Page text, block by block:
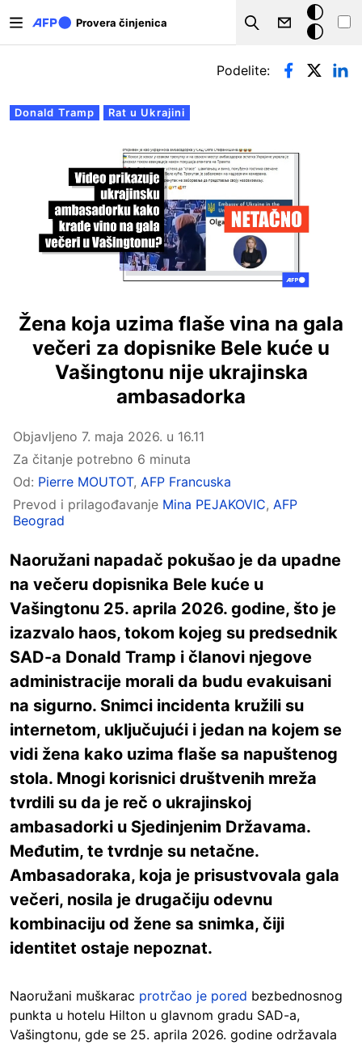
Provera činjenica
Search
Tamna
pozadina
Примарни табови
Donald Tramp Rat u Ukrajini
Podelite:
Žena koja uzima flaše vina na gala
večeri za dopisnike Bele kuće u
Vašingtonu nije ukrajinska
ambasadorka
Objavljeno 7. maja 2026. u 16.11
Za čitanje potrebno 6 minuta
Od: Pierre MOUTOT, AFP Francuska
Prevod i prilagođavanje Mina PEJAKOVIC, AFP
Beograd
Naoružani napadač pokušao je da upadne
na večeru dopisnika Bele kuće u
Vašingtonu 25. aprila 2026. godine, što je
izazvalo haos, tokom kojeg su predsednik
SAD-a Donald Tramp i članovi njegove
administracije morali da budu evakuisani
na sigurno. Snimci incidenta kružili su
internetom, uključujući i jedan na kojem se
vidi žena kako uzima flaše sa napuštenog
stola. Mnogi korisnici društvenih mreža
tvrdili su da je reč o ukrajinskoj
ambasadorki u Sjedinjenim Državama.
Međutim, te tvrdnje su netačne.
Ambasadoraka, koja je prisustvovala gala
večeri, nosila je drugačiju odevnu
kombinaciju od žene sa snimka, čiji
identitet ostaje nepoznat.
Naoružani muškarac protrčao je pored bezbednosnog
punkta u hotelu Hilton u glavnom gradu SAD-a,
Vašingtonu, gde se 25. aprila 2026. godine održavala